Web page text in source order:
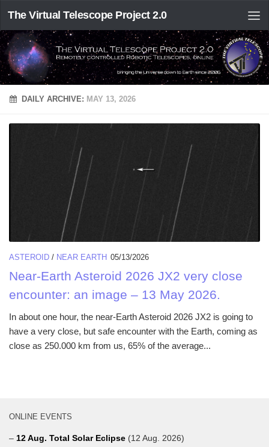
The Virtual Telescope Project 2.0
DAILY ARCHIVE: MAY 13, 2026
ASTEROID / NEAR EARTH 05/13/2026
Near-Earth Asteroid 2026 JX2 very close
encounter: an image – 13 May 2026.
In about one hour, the near-Earth Asteroid 2026 JX2 is going to
have a very close, but safe encounter with the Earth, coming as
close as 250.000 km from us, 65% of the average...
ONLINE EVENTS
– 12 Aug. Total Solar Eclipse (12 Aug. 2026)